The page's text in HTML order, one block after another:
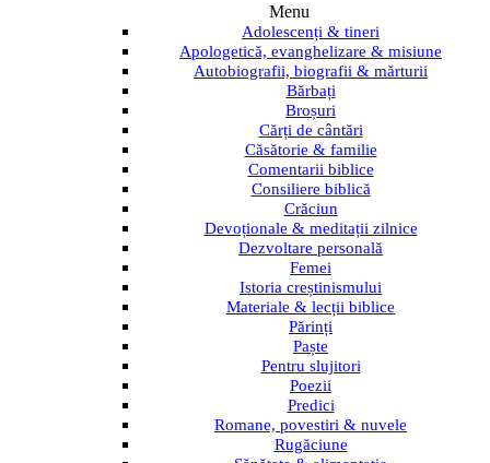
Menu
Adolescenți & tineri
Apologetică, evanghelizare & misiune
Autobiografii, biografii & mărturii
Bărbați
Broșuri
Cărți de cântări
Căsătorie & familie
Comentarii biblice
Consiliere biblică
Crăciun
Devoționale & meditații zilnice
Dezvoltare personală
Femei
Istoria creștinismului
Materiale & lecții biblice
Părinți
Paște
Pentru slujitori
Poezii
Predici
Romane, povestiri & nuvele
Rugăciune